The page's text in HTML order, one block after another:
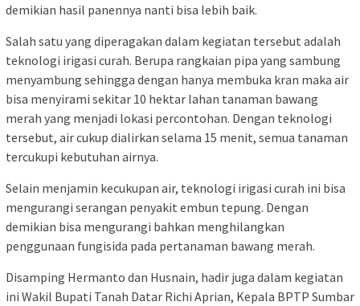
demikian hasil panennya nanti bisa lebih baik.
Salah satu yang diperagakan dalam kegiatan tersebut adalah
teknologi irigasi curah. Berupa rangkaian pipa yang sambung
menyambung sehingga dengan hanya membuka kran maka air
bisa menyirami sekitar 10 hektar lahan tanaman bawang
merah yang menjadi lokasi percontohan. Dengan teknologi
tersebut, air cukup dialirkan selama 15 menit, semua tanaman
tercukupi kebutuhan airnya.
Selain menjamin kecukupan air, teknologi irigasi curah ini bisa
mengurangi serangan penyakit embun tepung. Dengan
demikian bisa mengurangi bahkan menghilangkan
penggunaan fungisida pada pertanaman bawang merah.
Disamping Hermanto dan Husnain, hadir juga dalam kegiatan
ini Wakil Bupati Tanah Datar Richi Aprian, Kepala BPTP Sumbar